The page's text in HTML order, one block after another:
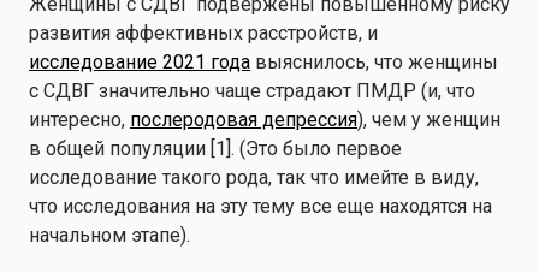
развития аффективных расстройств, и
исследование 2021 года выяснилось, что женщины
с СДВГ значительно чаще страдают ПМДР (и, что
интересно, послеродовая депрессия), чем у женщин
в общей популяции [1]. (Это было первое
исследование такого рода, так что имейте в виду,
что исследования на эту тему все еще находятся на
начальном этапе).